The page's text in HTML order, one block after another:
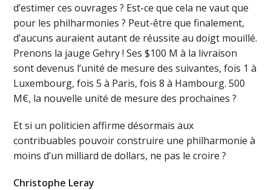
d’estimer ces ouvrages ? Est-ce que cela ne vaut que
pour les philharmonies ? Peut-être que finalement,
d’aucuns auraient autant de réussite au doigt mouillé.
Prenons la jauge Gehry ! Ses $100 M à la livraison
sont devenus l’unité de mesure des suivantes, fois 1 à
Luxembourg, fois 5 à Paris, fois 8 à Hambourg. 500
M€, la nouvelle unité de mesure des prochaines ?
Et si un politicien affirme désormais aux
contribuables pouvoir construire une philharmonie à
moins d’un milliard de dollars, ne pas le croire ?
Christophe Leray